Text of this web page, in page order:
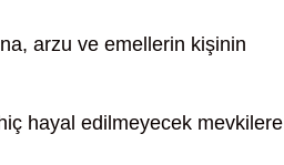
arzu ve emellerin kişinin
hayal edilmeyecek mevkilere